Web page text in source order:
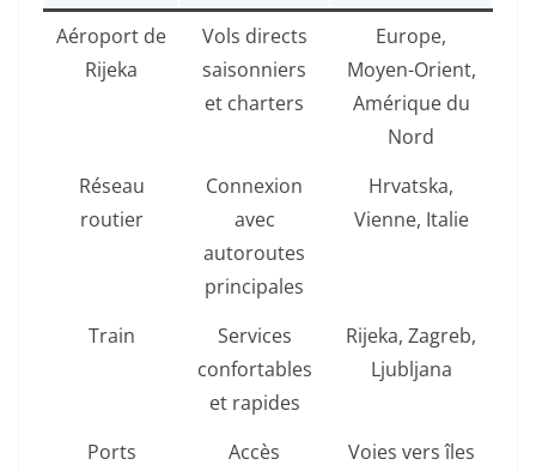
Aéroport de
Rijeka
Vols directs
saisonniers
et charters
Europe,
Moyen-Orient,
Amérique du
Nord
Réseau
routier
Connexion
avec
autoroutes
principales
Hrvatska,
Vienne, Italie
Train
Services
confortables
et rapides
Rijeka, Zagreb,
Ljubljana
Ports
Accès
Voies vers îles